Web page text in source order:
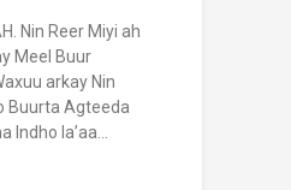
Nin Reer Miyi ah
Meel Buur
arkay Nin
Buurta Agteeda
Indho la’aa...